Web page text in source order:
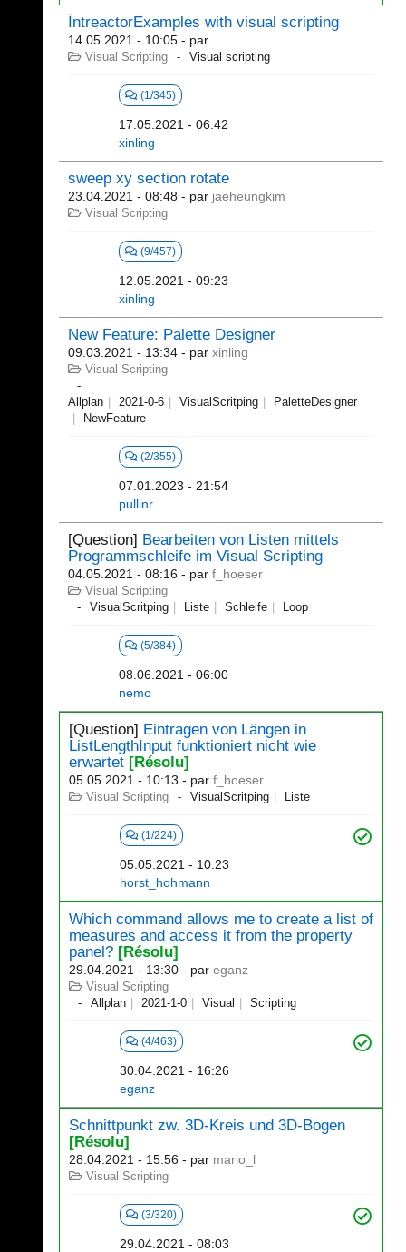
İntreactorExamples with visual scripting
14.05.2021 - 10:05 - par
Visual Scripting Visual scripting
(1/345)
17.05.2021 - 06:42
xinling
sweep xy section rotate
23.04.2021 - 08:48 - par jaeheungkim
Visual Scripting
(9/457)
12.05.2021 - 09:23
xinling
New Feature: Palette Designer
09.03.2021 - 13:34 - par xinling
Visual Scripting
Allplan 2021-0-6 VisualScritping
PaletteDesigner
NewFeature
(2/355)
07.01.2023 - 21:54
pullinr
[Question] Bearbeiten von Listen mittels
Programmschleife im Visual Scripting
04.05.2021 - 08:16 - par f_hoeser
Visual Scripting
VisualScritping
Liste Schleife Loop
(5/384)
08.06.2021 - 06:00
nemo
[Question] Eintragen von Längen in
ListLengthInput funktioniert nicht wie
erwartet [Résolu]
05.05.2021 - 10:13 - par f_hoeser
Visual Scripting VisualScritping Liste
(1/224)
05.05.2021 - 10:23
horst_hohmann
Which command allows me to create a list of
measures and access it from the property
panel? [Résolu]
29.04.2021 - 13:30 - par eganz
Visual Scripting
Allplan
2021-1-0 Visual Scripting
(4/463)
30.04.2021 - 16:26
eganz
Schnittpunkt zw. 3D-Kreis und 3D-Bogen
[Résolu]
28.04.2021 - 15:56 - par mario_l
Visual Scripting
(3/320)
29.04.2021 - 08:03